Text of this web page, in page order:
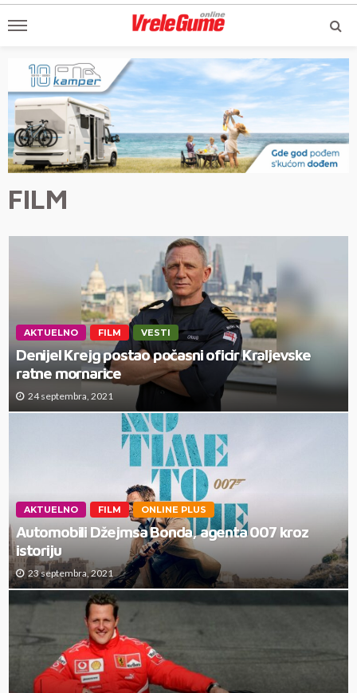
FILM
AKTUELNO FILM VESTI
Denijel Krejg postao počasni oficir Kraljevske
ratne mornarice
24 septembra, 2021
AKTUELNO FILM ONLINE PLUS
Automobili Džejmsa Bonda, agenta 007 kroz
istoriju
23 septembra, 2021